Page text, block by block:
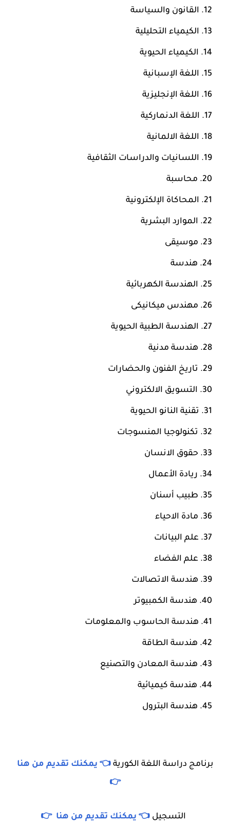
القانون والسياسة
الكيمياء التحليلية
الكيمياء الحيوية
اللغة الإسبانية
اللغة الإنجليزية
اللغة الدنماركية
اللغة الالمانية
اللسانيات والدراسات الثقافية
محاسبة
المحاكاة الإلكترونية
الموارد البشرية
موسيقى
هندسة
الهندسة الكهربائية
مهندس ميكانيكى
الهندسة الطبية الحيوية
هندسة مدنية
تاريخ الفنون والحضارات
التسويق الالكتروني
تقنية النانو الحيوية
تكنولوجيا المنسوجات
حقوق الانسان
ريادة الأعمال
طبيب أسنان
مادة الاحياء
علم البيانات
علم الفضاء
هندسة الاتصالات
هندسة الكمبيوتر
هندسة الحاسوب والمعلومات
هندسة الطاقة
هندسة المعادن والتصنيع
هندسة كيميائية
هندسة البترول
برنامج دراسة اللغة الكورية👈 يمكنك تقديم من هنا
👉
التسجيل👈 يمكنك تقديم من هنا 👉